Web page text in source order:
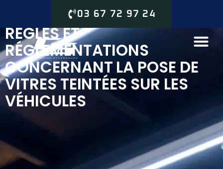
RÈGLES ET
RÉGLEMENTATIONS
CONCERNANT LA POSE DE
VITRES TEINTÉES SUR LES
VÉHICULES
03 67 72 97 24